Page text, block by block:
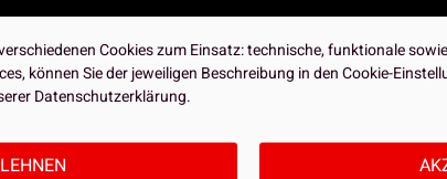
Cookies zum Einsatz: technische, funktionale
können Sie der jeweiligen Beschreibung in den Cookie-
Datenschutzerklärung.